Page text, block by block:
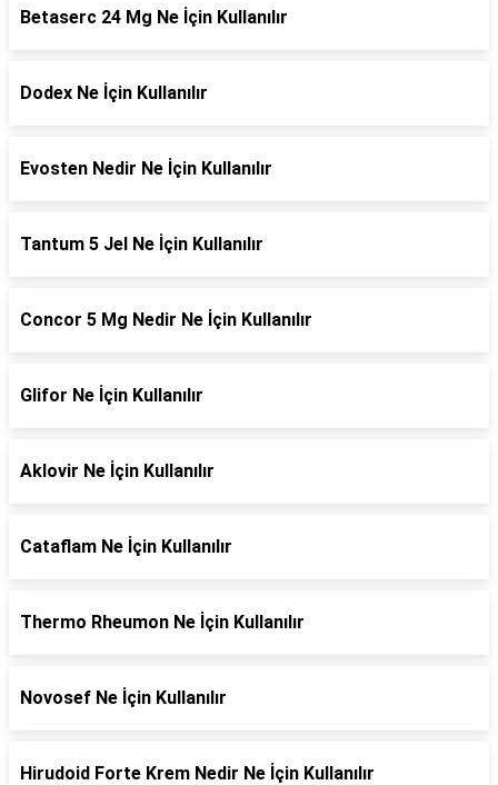
Betaserc 24 Mg Ne İçin Kullanılır
Dodex Ne İçin Kullanılır
Evosten Nedir Ne İçin Kullanılır
Tantum 5 Jel Ne İçin Kullanılır
Concor 5 Mg Nedir Ne İçin Kullanılır
Glifor Ne İçin Kullanılır
Aklovir Ne İçin Kullanılır
Cataflam Ne İçin Kullanılır
Thermo Rheumon Ne İçin Kullanılır
Novosef Ne İçin Kullanılır
Hirudoid Forte Krem Nedir Ne İçin Kullanılır